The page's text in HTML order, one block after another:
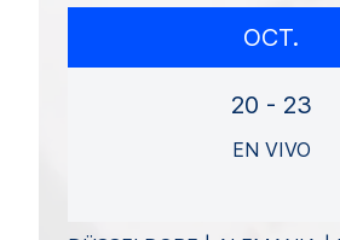
OCT.
20 - 23
EN VIVO